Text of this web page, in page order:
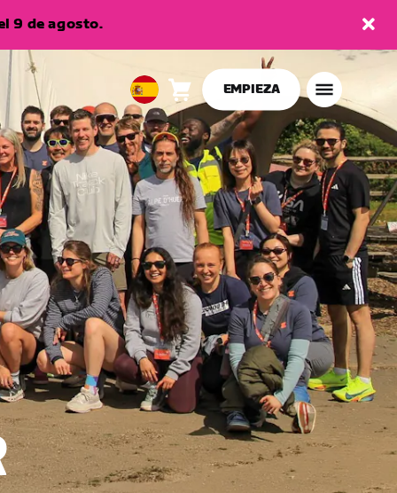
9 de agosto.
European
Union
Español
Carro
0
artículos
EMPIEZA